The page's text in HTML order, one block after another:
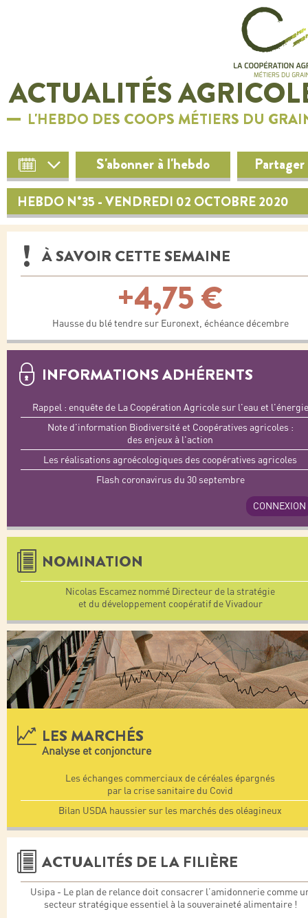
ACTUALITÉS
L'HEBDO DES COOPS MÉTIERS DU
S'abonner à l'hebdo Partager
HEBDO N°35 - VENDREDI 02 OCTOBRE 2020
À SAVOIR CETTE SEMAINE
+4,75 €
Hausse du blé tendre sur Euronext, échéance décembre
INFORMATIONS ADHÉRENTS
Rappel : enquête de La Coopération Agricole sur l'eau et l'énergie
Note d'information Biodiversité et Coopératives agricoles :
des enjeux à l'action
Les réalisations agroécologiques des coopératives agricoles
Flash coronavirus du 30 septembre
CONNEXION
NOMINATION
Nicolas Escamez nommé Directeur de la stratégie
et du développement coopératif de Vivadour
LES MARCHÉS
Analyse et conjoncture
Les échanges commerciaux de céréales épargnés
par la crise sanitaire du Covid
Bilan USDA haussier sur les marchés des oléagineux
ACTUALITÉS DE LA FILIÈRE
Usipa - Le plan de relance doit consacrer l’amidonnerie comme
secteur stratégique essentiel à la souveraineté alimentaire !